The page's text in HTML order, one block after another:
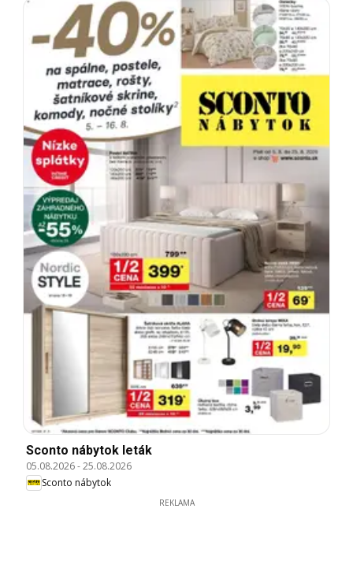
Sconto nábytok leták
05.08.2026-25.08.2026
Sconto nábytok
REKLAMA